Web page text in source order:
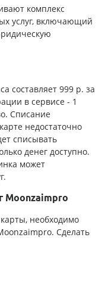
комплекс
услуг, включающий
составляет 999 р. за
в сервисе - 1
Списание
недостаточно
списывать
денег доступно.
может
Moonzaimpro
необходимо
Сделать